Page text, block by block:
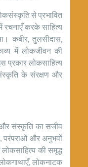
से प्रभावित
करके साहित्य
कबीर, तुलसीदास,
में लोकजीवन की
प्रकार लोकसाहित्य
संस्कृति के संरक्षण और
संस्कृति का सजीव
परंपराओं और अनुभवों
लोकसाहित्य की समृद्ध
लोकनाटक